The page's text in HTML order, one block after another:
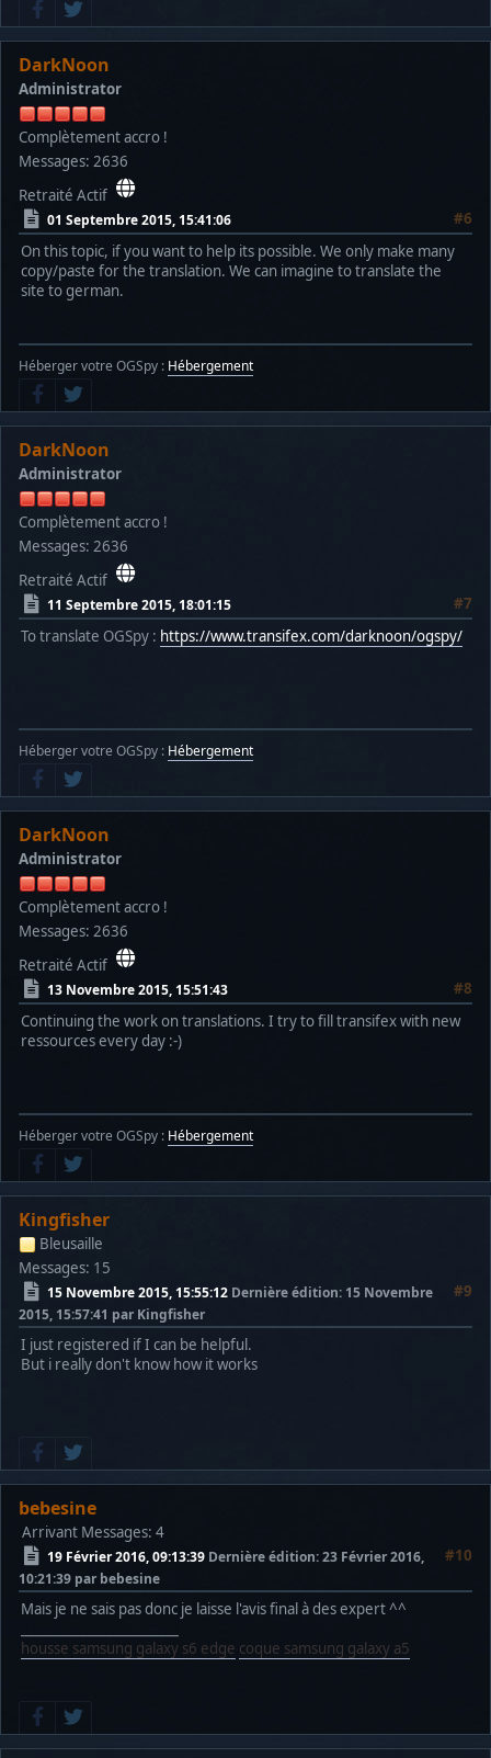
DarkNoon
Administrator
Complètement accro !
Messages: 2636
Retraité Actif
01 Septembre 2015, 15:41:06
#6
On this topic, if you want to help its possible. We only make many
copy/paste for the translation. We can imagine to translate the
site to german.
Héberger votre OGSpy : Hébergement
DarkNoon
Administrator
Complètement accro !
Messages: 2636
Retraité Actif
11 Septembre 2015, 18:01:15
#7
To translate OGSpy : https://www.transifex.com/darknoon/ogspy/
Héberger votre OGSpy : Hébergement
DarkNoon
Administrator
Complètement accro !
Messages: 2636
Retraité Actif
13 Novembre 2015, 15:51:43
#8
Continuing the work on translations. I try to fill transifex with new
ressources every day :-)
Héberger votre OGSpy : Hébergement
Kingfisher
Bleusaille
Messages: 15
15 Novembre 2015, 15:55:12 #9
Dernière édition: 15 Novembre
2015, 15:57:41 par Kingfisher
I just registered if I can be helpful.
But i really don't know how it works
bebesine
Arrivant Messages: 4
19 Février 2016, 09:13:39 #10
Dernière édition: 23 Février 2016,
10:21:39 par bebesine
Mais je ne sais pas donc je laisse l'avis final à des expert ^^
housse samsung galaxy s6 edge coque samsung galaxy a5